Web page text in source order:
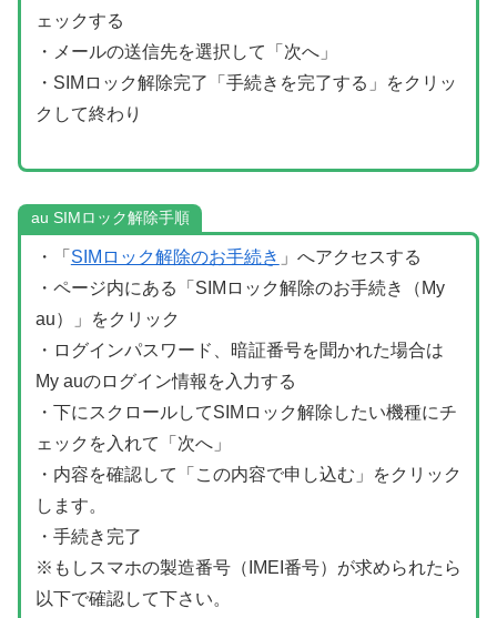
ェックする
・メールの送信先を選択して「次へ」
・SIMロック解除完了「手続きを完了する」をクリッ
クして終わり
au SIMロック解除手順
・「 SIMロック解除のお手続き 」へアクセスする
・ページ内にある「SIMロック解除のお手続き（My
au）」をクリック
・ログインパスワード、暗証番号を聞かれた場合は
My auのログイン情報を入力する
・下にスクロールしてSIMロック解除したい機種にチ
ェックを入れて「次へ」
・内容を確認して「この内容で申し込む」をクリック
します。
・手続き完了
※もしスマホの製造番号（IMEI番号）が求められたら
以下で確認して下さい。